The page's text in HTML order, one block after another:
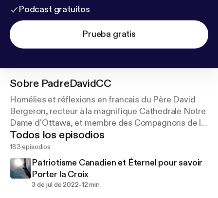
Podcast gratuitos
Prueba gratis
Sobre PadreDavidCC
Homélies et réflexions en francais du Père David
Bergeron, recteur à la magnifique Cathedrale Notre
Dame d'Ottawa, et membre des Compagnons de la
Croix.
Todos los episodios
183 episodios
Patriotisme Canadien et Éternel pour savoir
Porter la Croix
3 de jul de 2022-12 min